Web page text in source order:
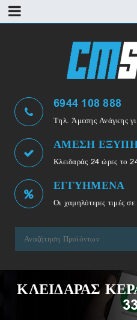
6944 108 888
Τηλ. Άμεσης Ανάγκης
ΑΜΕΣΗ
Κλειδαράς 24 ώρες το
ΕΓΓΥΗΜΕΝΑ
Οι χαμηλότερες τιμές
ΚΛΕΙΔΑΡΑΣ